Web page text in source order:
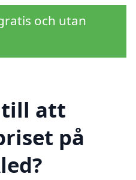
och utan
till att
på